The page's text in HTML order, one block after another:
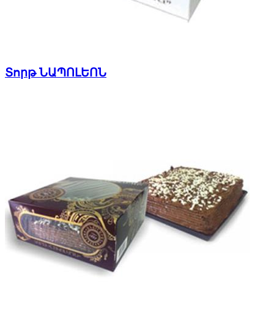
Տորթ ՆԱՊՈԼԵՈՆ